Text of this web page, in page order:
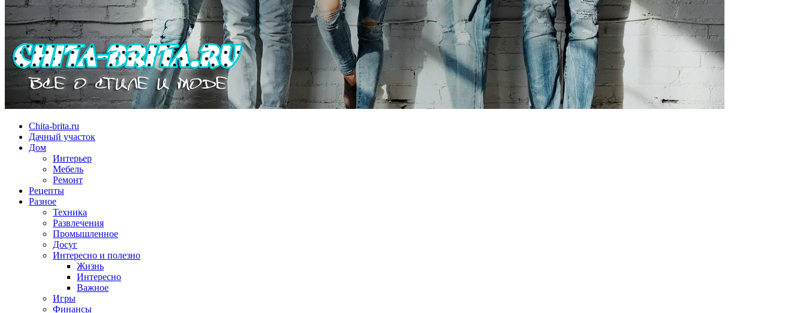
Chita-brita.ru
Дачный участок
Дом
Интерьер
Мебель
Ремонт
Рецепты
Разное
Техника
Развлечения
Промышленное
Досуг
Интересно и полезно
Жизнь
Интересно
Важное
Игры
Финансы